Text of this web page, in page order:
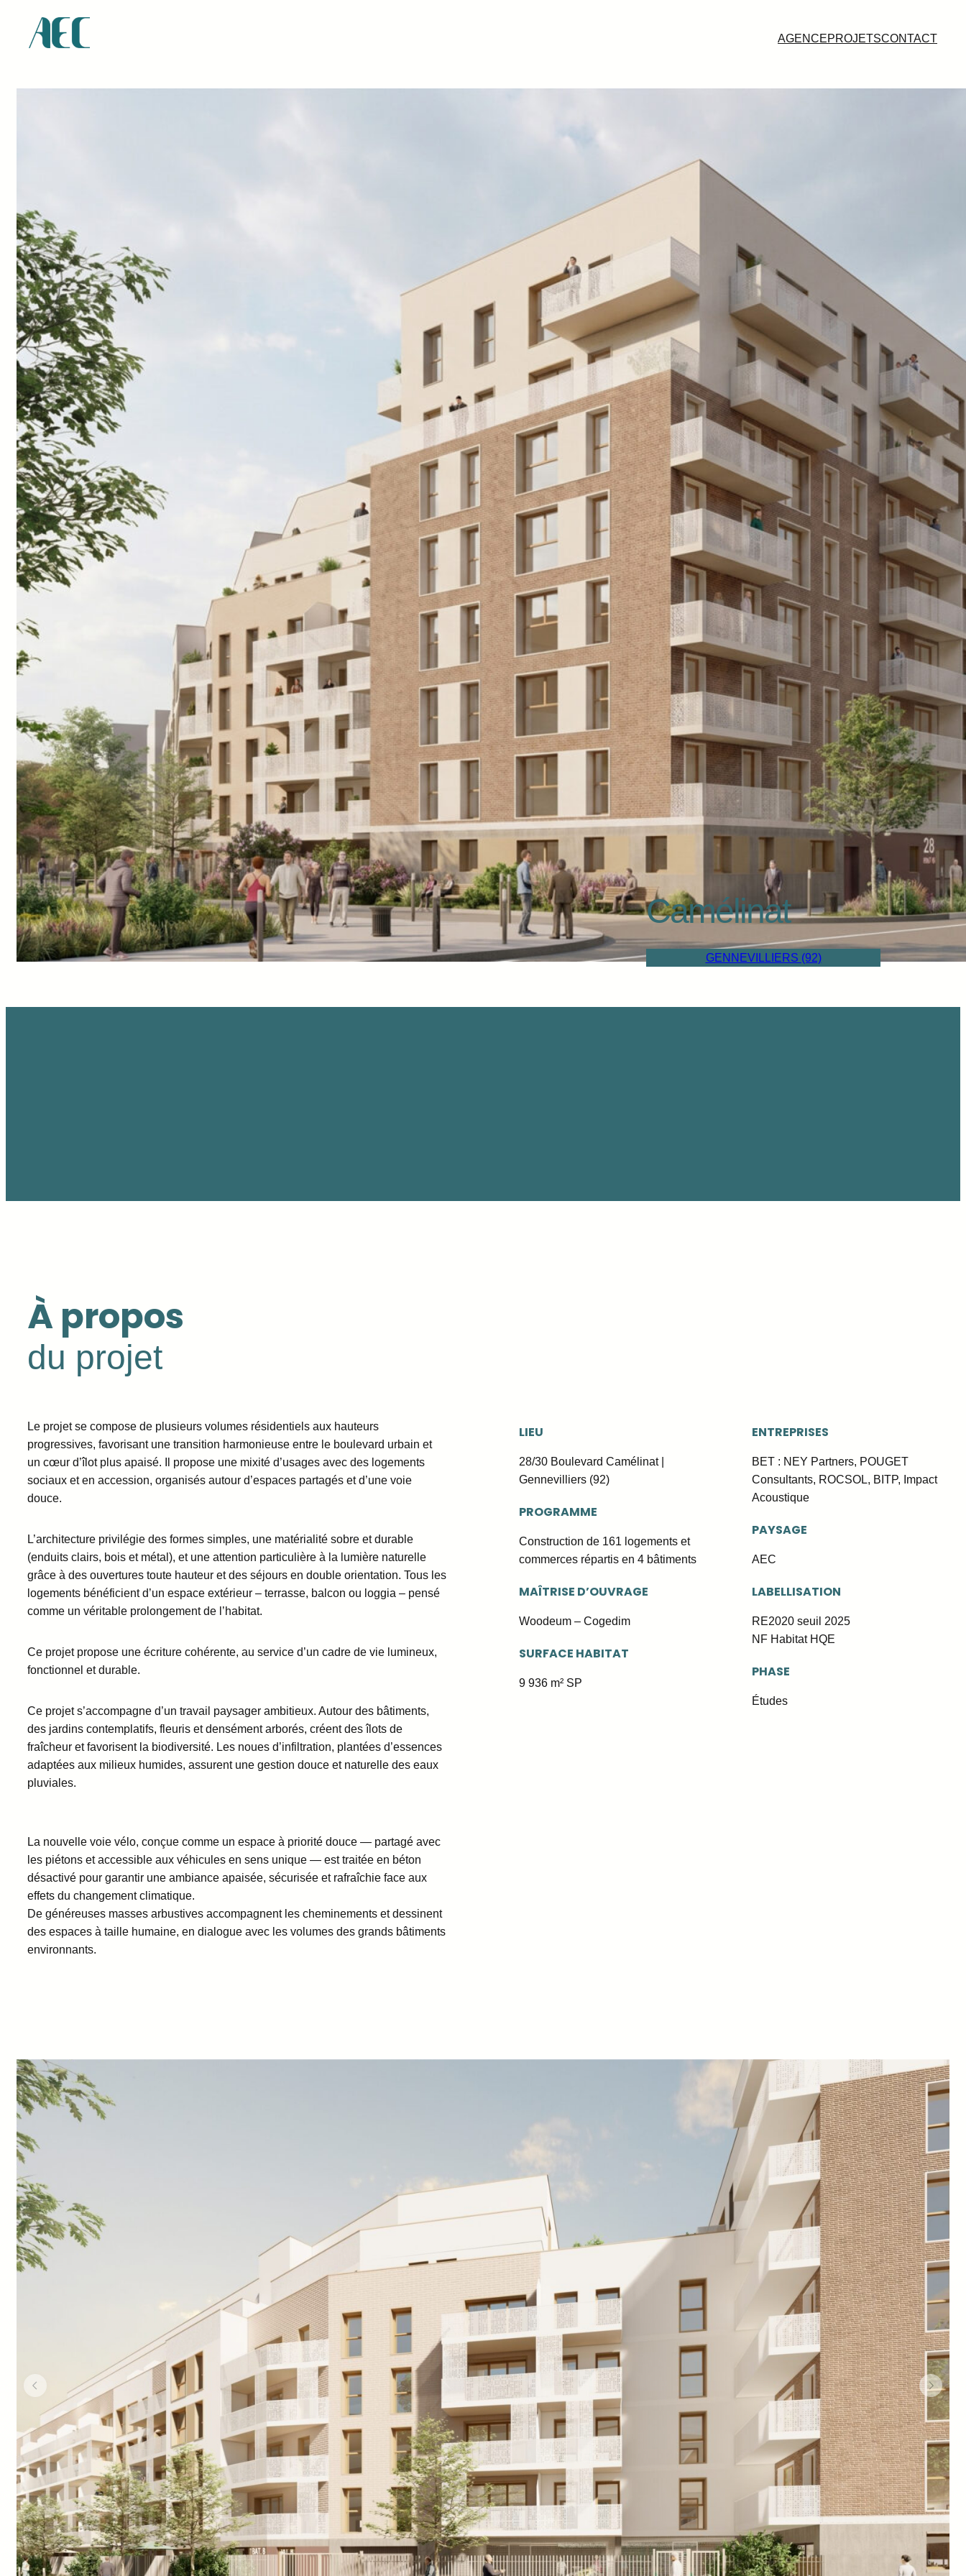
AGENCEPROJETSCONTACT
Camélinat
GENNEVILLIERS (92)
À propos
du projet
Le projet se compose de plusieurs volumes résidentiels aux hauteurs
progressives, favorisant une transition harmonieuse entre le boulevard urbain et
un cœur d’îlot plus apaisé. Il propose une mixité d’usages avec des logements
sociaux et en accession, organisés autour d’espaces partagés et d’une voie
douce.
L’architecture privilégie des formes simples, une matérialité sobre et durable
(enduits clairs, bois et métal), et une attention particulière à la lumière naturelle
grâce à des ouvertures toute hauteur et des séjours en double orientation. Tous les
logements bénéficient d’un espace extérieur – terrasse, balcon ou loggia – pensé
comme un véritable prolongement de l’habitat.
Ce projet propose une écriture cohérente, au service d’un cadre de vie lumineux,
fonctionnel et durable.
Ce projet s’accompagne d’un travail paysager ambitieux. Autour des bâtiments,
des jardins contemplatifs, fleuris et densément arborés, créent des îlots de
fraîcheur et favorisent la biodiversité. Les noues d’infiltration, plantées d’essences
adaptées aux milieux humides, assurent une gestion douce et naturelle des eaux
pluviales.
La nouvelle voie vélo, conçue comme un espace à priorité douce — partagé avec
les piétons et accessible aux véhicules en sens unique — est traitée en béton
désactivé pour garantir une ambiance apaisée, sécurisée et rafraîchie face aux
effets du changement climatique.
De généreuses masses arbustives accompagnent les cheminements et dessinent
des espaces à taille humaine, en dialogue avec les volumes des grands bâtiments
environnants.
LIEU
28/30 Boulevard Camélinat |
Gennevilliers (92)
PROGRAMME
Construction de 161 logements et
commerces répartis en 4 bâtiments
MAÎTRISE D’OUVRAGE
Woodeum – Cogedim
SURFACE HABITAT
9 936 m² SP
ENTREPRISES
BET : NEY Partners, POUGET
Consultants, ROCSOL, BITP, Impact
Acoustique
PAYSAGE
AEC
LABELLISATION
RE2020 seuil 2025
NF Habitat HQE
PHASE
Études